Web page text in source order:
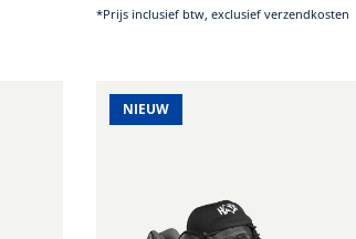
*Prijs inclusief btw, exclusief verzendkosten
NIEUW